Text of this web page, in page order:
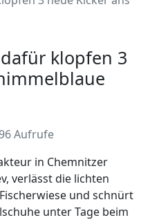
klopfen 3
Aufrufe
in Chemnitzer
verlässt die lichten
und schnürt
unter Tage beim